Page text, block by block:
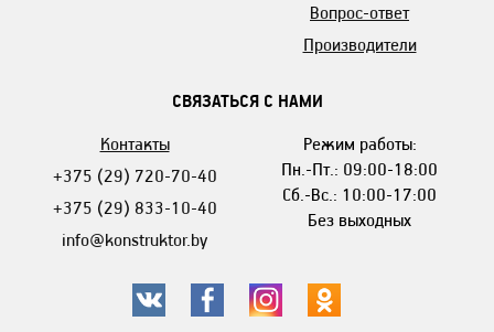
Вопрос-ответ
Производители
СВЯЗАТЬСЯ С НАМИ
Контакты
+375 (29) 720-70-40
+375 (29) 833-10-40
info@konstruktor.by
Режим работы:
Пн.-Пт.: 09:00-18:00
Сб.-Вс.: 10:00-17:00
Без выходных